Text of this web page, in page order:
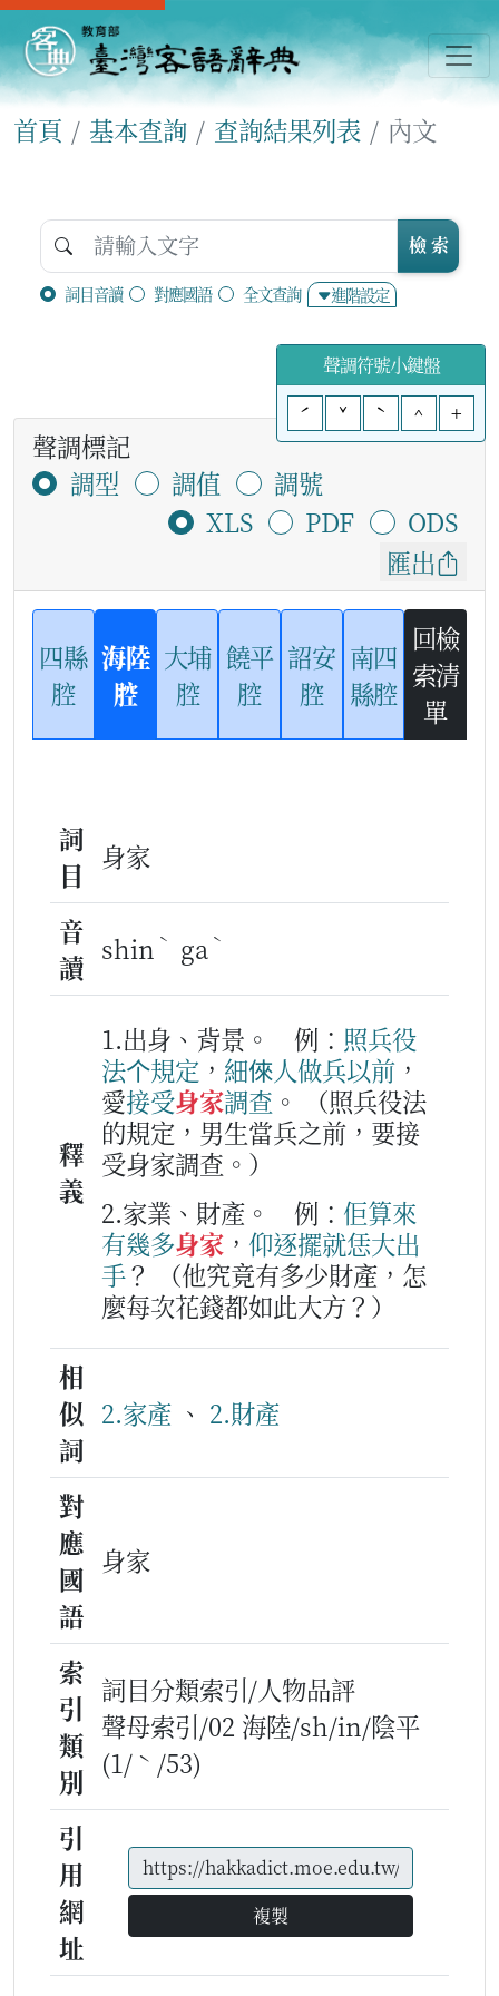
首頁 基本查詢 查詢結果列表 內文
詞目音讀 對應國語 全文查詢 進階設定
檢 索
聲調符號小鍵盤
ˊ
ˇ ˋ ^ +
聲調標記
調型
調值
調號
XLS
PDF
ODS
匯出
四縣
腔
海陸
腔
大埔
腔
饒平
腔
詔安
腔
南四
縣腔
回檢
索清
單
詞
目
身家
音
讀
shin ˋ ga ˋ
釋
義
1.出身、背景。 例： 照兵役
法个規定 ， 細倈人做兵以前 ，
愛接受身家調查 。
（照兵役法
的規定，男生當兵之前，要接
受身家調查。）
2.家業、財產。
例： 佢算來
有幾多身家 ， 仰逐擺就恁大出
手？
（他究竟有多少財產，怎
麼每次花錢都如此大方？）
相
似
詞
2.家產 、 2.財產
對
應
國
語
身家
索
引
類
別
詞目分類索引/人物品評
聲母索引/02 海陸/sh/in/陰平
(1/ˋ/53)
引
用
網
址
複製